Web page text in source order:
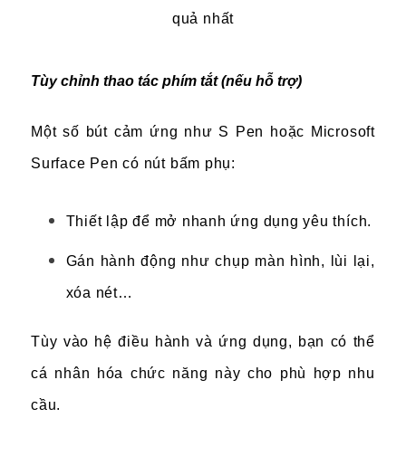
quả nhất
Tùy chỉnh thao tác phím tắt (nếu hỗ trợ)
Một số bút cảm ứng như S Pen hoặc Microsoft
Surface Pen có nút bấm phụ:
Thiết lập để mở nhanh ứng dụng yêu thích.
Gán hành động như chụp màn hình, lùi lại,
xóa nét…
Tùy vào hệ điều hành và ứng dụng, bạn có thể
cá nhân hóa chức năng này cho phù hợp nhu
cầu.